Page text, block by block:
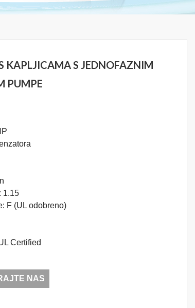
KAPLJICAMA S JEDNOFAZNIM
PUMPE
1.15
F (UL odobreno)
Certified
NAS